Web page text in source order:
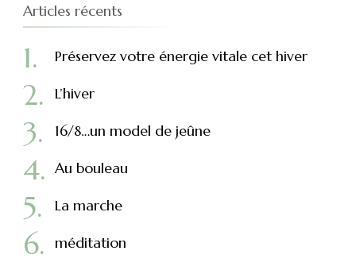
Articles récents
Préservez votre énergie vitale cet hiver
L’hiver
16/8…un model de jeûne
Au bouleau
La marche
méditation